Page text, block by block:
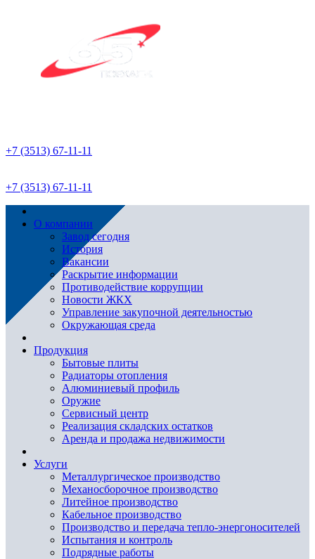
+7 (3513) 67-11-11
+7 (3513) 67-11-11
О компании
Завод сегодня
История
Вакансии
Раскрытие информации
Противодействие коррупции
Новости ЖКХ
Управление закупочной деятельностью
Окружающая среда
Продукция
Бытовые плиты
Радиаторы отопления
Алюминиевый профиль
Оружие
Сервисный центр
Реализация складских остатков
Аренда и продажа недвижимости
Услуги
Металлургическое производство
Механосборочное производство
Литейное производство
Кабельное производство
Производство и передача тепло-энергоносителей
Испытания и контроль
Подрядные работы